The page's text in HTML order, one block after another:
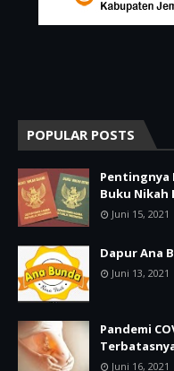
POPULAR POSTS
Pentingnya
Buku Nikah
Juni 15, 2021
Dapur Ana
Juni 13, 2021
Pandemi
Juni 16, 2021